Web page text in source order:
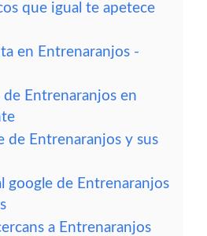
que igual te apetece
en Entrenaranjos -
Entrenaranjos en
de Entrenaranjos y sus
google de Entrenaranjos
a Entrenaranjos